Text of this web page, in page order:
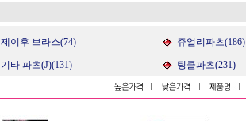
제이후 브라스(74) 쥬얼리파츠(186)
기타 파츠(J)(131) 팅클파츠(231)